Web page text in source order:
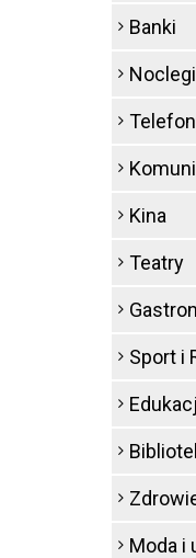
Banki
Noclegi
Kina
Teatry
Sport i
Moda i